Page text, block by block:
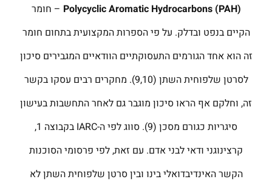
Polycyclic Aromatic Hydrocarbons(PAH)
– חומר
הקיים בנפט ובדלק. על פי הספרות המקצועית בתחום חומר
זה הוא אחד הגורמים התעסוקתיים הוודאיים המגבירים סיכון
לסרטן שלפוחית השתן (9,10). מחקרים רבים עסקו בקשר
זה, וחלקם אף הראו סיכון מוגבר גם לאחר התחשבות בעישון
סיגריות כגורם מסכן (9). סווג לפי ה-IARC בקבוצה 1,
קרצינוגני ודאי לבני אדם. עם זאת, לפי פרסומי הסוכנות
הקשר האינדיבדואלי בינו ובין סרטן שלפוחית השתן לא